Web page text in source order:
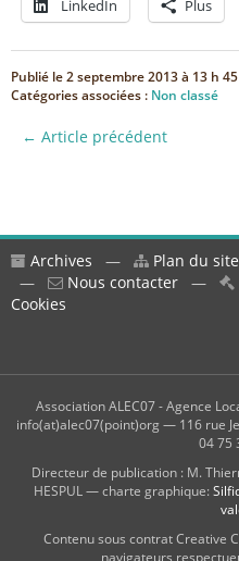
LinkedIn Plus
Publié le2 septembre 2013 à 13 h
Catégories associées : Non classé
← Article précédent
Archives — Plan du site
—
Nous contacter —
Cookies
Association ALEC07 - Agence
info(at)alec07(point)org — 116 rue
04 75
Directeur de publication : M.
HESPUL — charte graphique:
Contenu sous contrat Creative
navigateurs